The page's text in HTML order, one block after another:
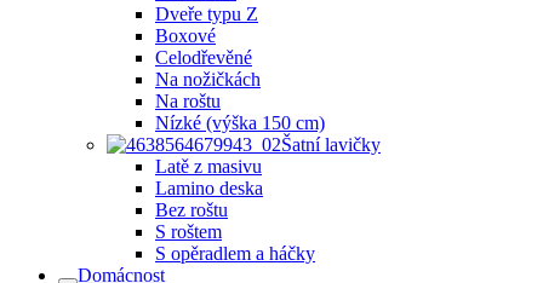
Dveře typu Z
Boxové
Celodřevěné
Na nožičkách
Na roštu
Nízké (výška 150 cm)
Šatní lavičky
Latě z masivu
Lamino deska
Bez roštu
S roštem
S opěradlem a háčky
Domácnost